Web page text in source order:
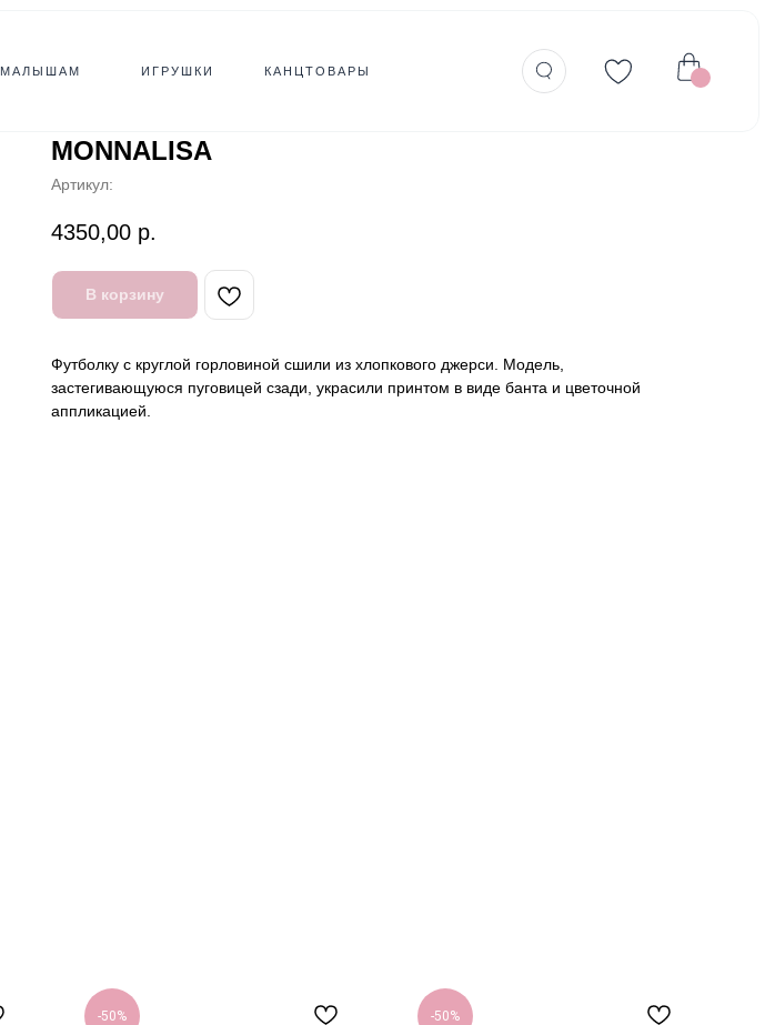
МАЛЫШАМ ИГРУШКИ КАНЦТОВАРЫ
MONNALISA
Артикул:
4350,00 р.
В корзину
Футболку с круглой горловиной сшили из хлопкового джерси. Модель,
застегивающуюся пуговицей сзади, украсили принтом в виде банта и цветочной
аппликацией.
-50% -50%